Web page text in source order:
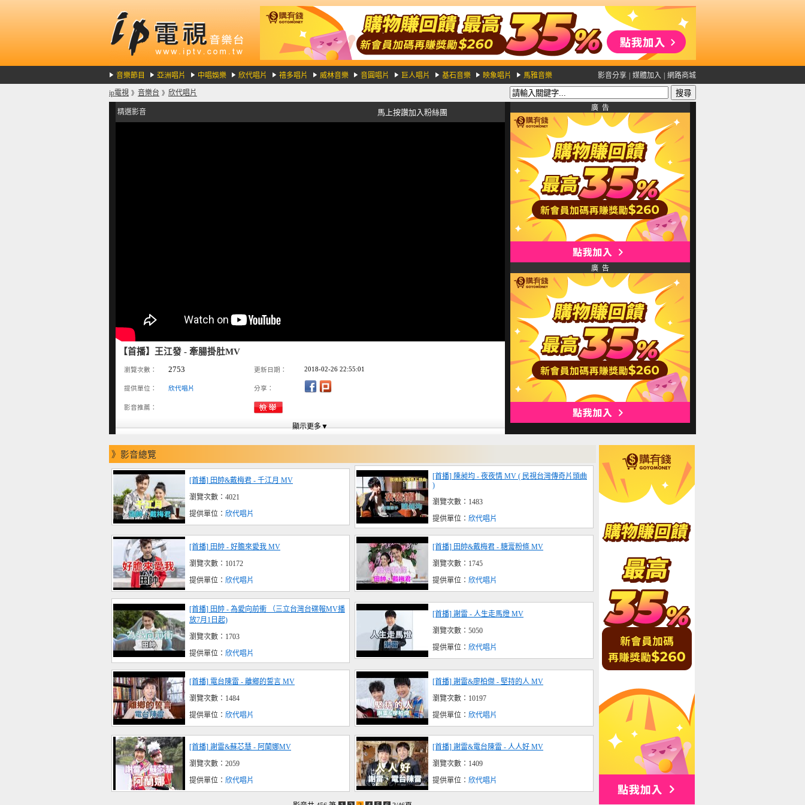
音樂節目 亞洲唱片 中唱娛樂 欣代唱片 禧多唱片 威林音樂 音圓唱片 巨人唱片 基石音樂 映象唱片 馬雅音樂 影音分享 媒體加入 網路商城
ip電視 》 音樂台 》 欣代唱片
精選影音 馬上按讚加入粉絲團
【首播】王江發 - 牽腸掛肚MV
瀏覽次數： 2753 更新日期： 2018-02-26 22:55:01
提供單位： 欣代唱片 分享：
影音推薦：
廣 告
廣 告
》影音總覽
[首播] 田帥&戴梅君 - 千江月 MV
瀏覽次數：4021
提供單位： 欣代唱片
[首播] 陳昶均 - 夜夜情 MV ( 民視台灣傳奇片頭曲
)
瀏覽次數：1483
提供單位： 欣代唱片
[首播] 田帥 - 好膽來愛我 MV
瀏覽次數：10172
提供單位： 欣代唱片
[首播] 田帥&戴梅君 - 糖膏粉條 MV
瀏覽次數：1745
提供單位： 欣代唱片
[首播] 田帥 - 為愛向前衝 （三立台灣台碟報MV播
放7月1日起)
瀏覽次數：1703
提供單位： 欣代唱片
[首播] 謝雷 - 人生走馬燈 MV
瀏覽次數：5050
提供單位： 欣代唱片
[首播] 電台陳雷 - 離鄉的誓言 MV
瀏覽次數：1484
提供單位： 欣代唱片
[首播] 謝雷&廖柏傑 - 堅持的人 MV
瀏覽次數：10197
提供單位： 欣代唱片
[首播] 謝雷&蘇芯慧 - 阿蘭娜MV
瀏覽次數：2059
提供單位： 欣代唱片
[首播] 謝雷&電台陳雷 - 人人好 MV
瀏覽次數：1409
提供單位： 欣代唱片